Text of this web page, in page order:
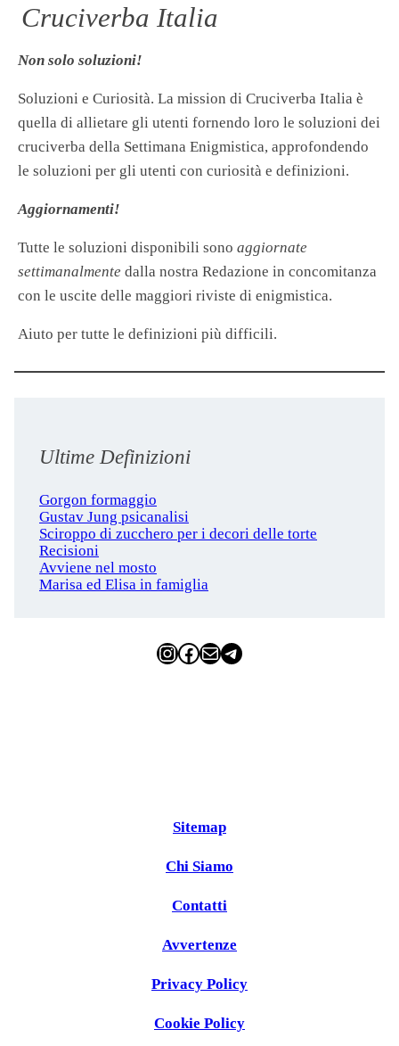
Cruciverba Italia
Non solo soluzioni!
Soluzioni e Curiosità. La mission di Cruciverba Italia è
quella di allietare gli utenti fornendo loro le soluzioni dei
cruciverba della Settimana Enigmistica, approfondendo
le soluzioni per gli utenti con curiosità e definizioni.
Aggiornamenti!
Tutte le soluzioni disponibili sono aggiornate
settimanalmente dalla nostra Redazione in concomitanza
con le uscite delle maggiori riviste di enigmistica.
Aiuto per tutte le definizioni più difficili.
Ultime Definizioni
Gorgon formaggio
Gustav Jung psicanalisi
Sciroppo di zucchero per i decori delle torte
Recisioni
Avviene nel mosto
Marisa ed Elisa in famiglia
InstagramFacebook Email Telegram
Sitemap
Chi Siamo
Contatti
Avvertenze
Privacy Policy
Cookie Policy